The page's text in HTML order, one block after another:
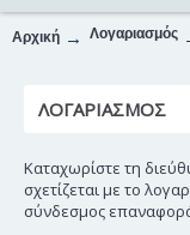
Αρχική Λογαριασμός
ΛΟΓΑΡΙΑΣΜΌΣ
Καταχωρίστε τη
σχετίζεται με το
σύνδεσμος